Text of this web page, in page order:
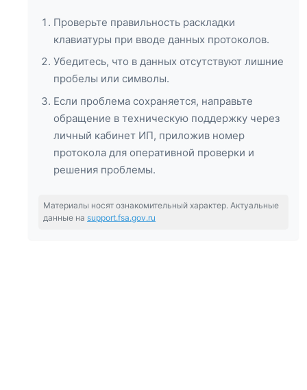
Проверьте правильность раскладки
клавиатуры при вводе данных протоколов.
Убедитесь, что в данных отсутствуют лишние
пробелы или символы.
Если проблема сохраняется, направьте
обращение в техническую поддержку через
личный кабинет ИП, приложив номер
протокола для оперативной проверки и
решения проблемы.
Материалы носят ознакомительный характер. Актуальные
данные на support.fsa.gov.ru